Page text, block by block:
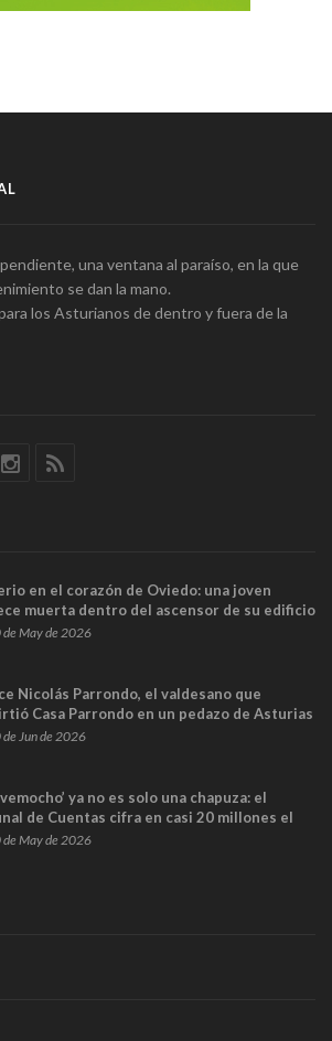
una ventana al paraíso, en la que
se dan la mano.
los Asturianos de dentro y fuera de la
en el corazón de Oviedo: una joven
muerta dentro del ascensor de su edificio
captan sus últimos minutos
de May de 2026
Nicolás Parrondo, el valdesano que
Casa Parrondo en un pedazo de Asturias
Jun de 2026
ya no es solo una chapuza: el
de Cuentas cifra en casi 20 millones el
de los trenes que no cabían por los
de May de 2026